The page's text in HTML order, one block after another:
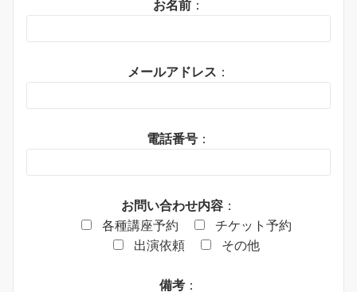
お名前 ：
メールアドレス ：
電話番号 ：
お問い合わせ内容 ：
各種講座予約
チケット予約
出演依頼
その他
備考 ：